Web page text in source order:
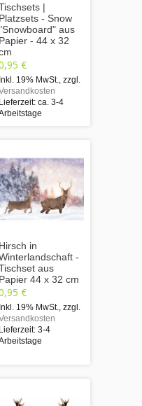
|
Platzsets - Snow
aus
Papier - 44 x 32
€
Inkl. 19% MwSt. zzgl.
Lieferzeit: ca. 3-4
Hirsch in
-
aus
Papier 44 x 32 cm
€
Inkl. 19% MwSt. zzgl.
Lieferzeit: 3-4